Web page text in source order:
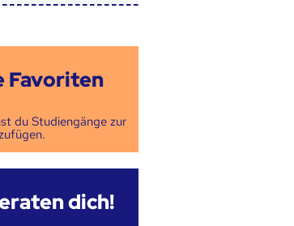
Favoriten
du Studiengänge zur
dich!